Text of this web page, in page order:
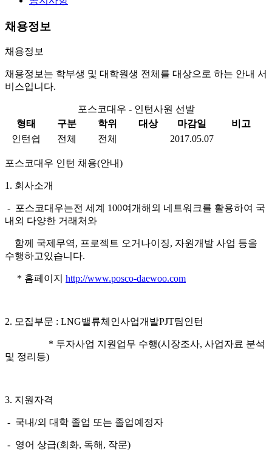
채용정보
채용정보
채용정보는 학부생 및 대학원생 전체를 대상으로 하는 안내 서
비스입니다.
포스코대우 - 인턴사원 선발
형태
구분 학위 대상 마감일
비고
인턴쉽
전체 전체 2017.05.07
포스코대우 인턴 채용(안내)
1. 회사소개
- 포스코대우는전 세계 100여개해외 네트워크를 활용하여 국
내외 다양한 거래처와
함께 국제무역, 프로젝트 오거나이징, 자원개발 사업 등을
수행하고있습니다.
* 홈페이지 http://www.posco-daewoo.com
2. 모집부문 : LNG밸류체인사업개발PJT팀인턴
* 투자사업 지원업무 수행(시장조사, 사업자료 분석
및 정리 등)
3. 지원자격
- 국내/외 대학 졸업 또는 졸업예정자
- 영어 상급(회화, 독해 , 작문)